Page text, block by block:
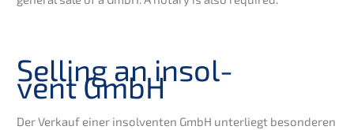
Selling an insol­
vent GmbH
Der Verkauf einer insol­ven­ten GmbH unter­liegt beson­de­ren